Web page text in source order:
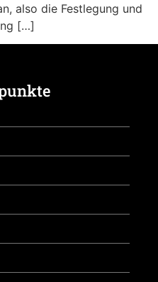
also die Festlegung und
[…]